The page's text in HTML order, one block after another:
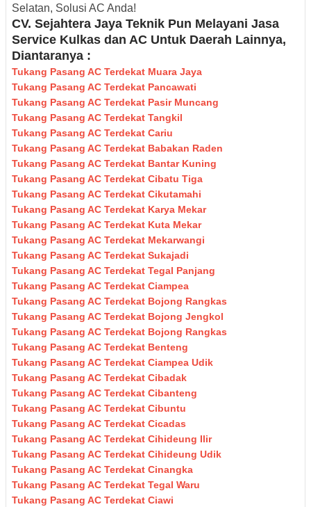
Selatan, Solusi AC Anda!
CV. Sejahtera Jaya Teknik Pun Melayani Jasa
Service Kulkas dan AC Untuk Daerah Lainnya,
Diantaranya :
Tukang Pasang AC Terdekat Muara Jaya
Tukang Pasang AC Terdekat Pancawati
Tukang Pasang AC Terdekat Pasir Muncang
Tukang Pasang AC Terdekat Tangkil
Tukang Pasang AC Terdekat Cariu
Tukang Pasang AC Terdekat Babakan Raden
Tukang Pasang AC Terdekat Bantar Kuning
Tukang Pasang AC Terdekat Cibatu Tiga
Tukang Pasang AC Terdekat Cikutamahi
Tukang Pasang AC Terdekat Karya Mekar
Tukang Pasang AC Terdekat Kuta Mekar
Tukang Pasang AC Terdekat Mekarwangi
Tukang Pasang AC Terdekat Sukajadi
Tukang Pasang AC Terdekat Tegal Panjang
Tukang Pasang AC Terdekat Ciampea
Tukang Pasang AC Terdekat Bojong Rangkas
Tukang Pasang AC Terdekat Bojong Jengkol
Tukang Pasang AC Terdekat Bojong Rangkas
Tukang Pasang AC Terdekat Benteng
Tukang Pasang AC Terdekat Ciampea Udik
Tukang Pasang AC Terdekat Cibadak
Tukang Pasang AC Terdekat Cibanteng
Tukang Pasang AC Terdekat Cibuntu
Tukang Pasang AC Terdekat Cicadas
Tukang Pasang AC Terdekat Cihideung Ilir
Tukang Pasang AC Terdekat Cihideung Udik
Tukang Pasang AC Terdekat Cinangka
Tukang Pasang AC Terdekat Tegal Waru
Tukang Pasang AC Terdekat Ciawi